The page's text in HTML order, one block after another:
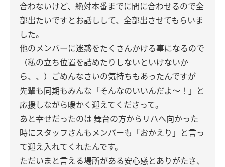
合わないけど、絶対本番までに間に合わせるので全
部出たいですとお話しして、全部出させてもらいま
した。
他のメンバーに迷惑をたくさんかける事になるので
（私の立ち位置を詰めたりしないといけないか
ら、、）ごめんなさいの気持ちもあったんですが
先輩も同期もみんな「そんなのいいんだよ〜！」と
応援しながら暖かく迎えてくださって。
あと幸せだったのは 舞台の方からリハへ向かった
時にスタッフさんもメンバーも「おかえり」と言っ
て迎え入れてくれたんです。
ただいまと言える場所がある安心感とありがたさ、